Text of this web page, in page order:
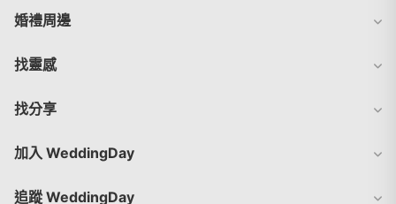
婚禮周邊
找靈感
找分享
加入 WeddingDay
追蹤 WeddingDay